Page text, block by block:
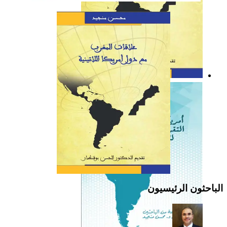
كتاب: علاقات المغرب مع
دول أمريكا اللاتينية
الباحثون الرئيسيون